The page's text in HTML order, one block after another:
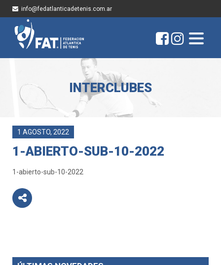
info@fedatlanticadetenis.com.ar
INTERCLUBES
1 AGOSTO, 2022
1-ABIERTO-SUB-10-2022
1-abierto-sub-10-2022